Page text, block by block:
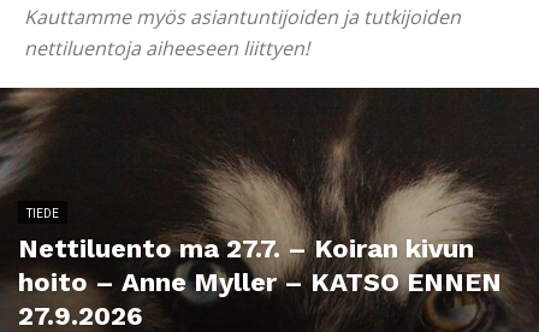
Kauttamme myös asiantuntijoiden ja tutkijoiden
nettiluentoja aiheeseen liittyen!
TIEDE
Nettiluento ma 27.7. – Koiran kivun
hoito – Anne Myller – KATSO ENNEN
27.9.2026